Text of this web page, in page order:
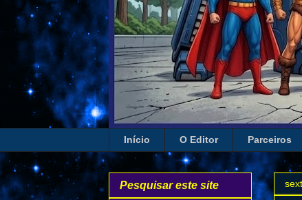
Início O Editor Parceiros
Pesquisar este site